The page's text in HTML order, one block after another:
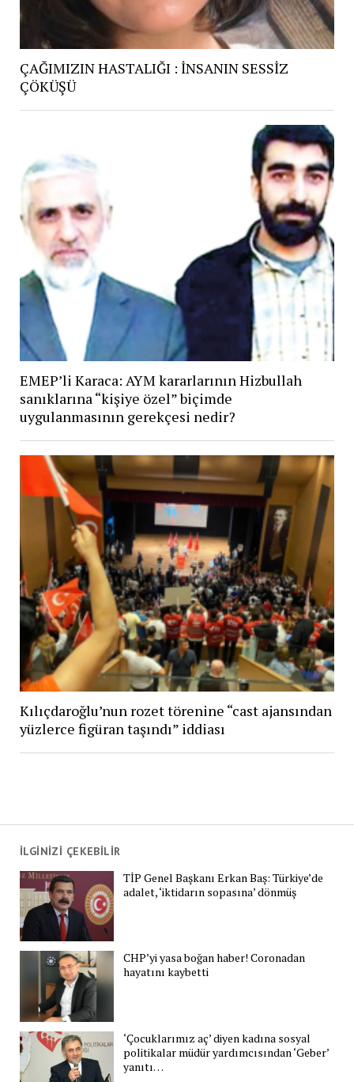
İLGİNİZİ ÇEKEBİLİR
TİP Genel Başkanı Erkan Baş: Türkiye’de
adalet, ‘iktidarın sopasına’ dönmüş
CHP’yi yasa boğan haber! Coronadan
hayatını kaybetti
‘Çocuklarımız aç’ diyen kadına sosyal
politikalar müdür yardımcısından ‘Geber’
yanıtı…
ÇAĞIMIZIN HASTALIĞI : İNSANIN SESSİZ
ÇÖKÜŞÜ
EMEP’li Karaca: AYM kararlarının Hizbullah
sanıklarına “kişiye özel” biçimde
uygulanmasının gerekçesi nedir?
Kılıçdaroğlu’nun rozet törenine “cast ajansından
yüzlerce figüran taşındı” iddiası